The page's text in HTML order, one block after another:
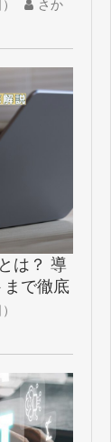
）
さか
は？ 導
まで徹底
）